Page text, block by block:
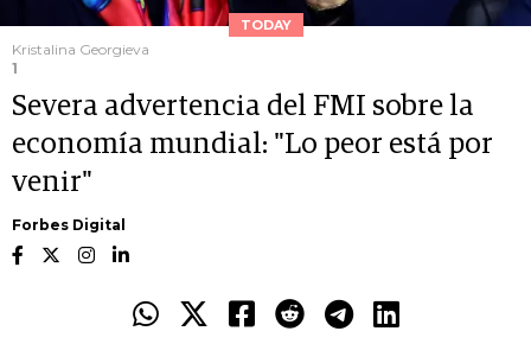
TODAY
Kristalina Georgieva
1
Severa advertencia del FMI sobre la
economía mundial: "Lo peor está por
venir"
Forbes Digital